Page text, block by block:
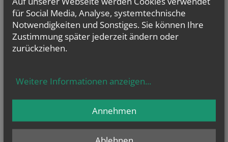
Presse
Shop
für Social Media, Analyse, systemtechnische
Notwendigkeiten und Sonstiges. Sie können Ihre
Zustimmung später jederzeit ändern oder
zurückziehen.
Weitere Informationen anzeigen...
Annehmen